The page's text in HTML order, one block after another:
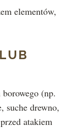
elementów,
(np.
suche drewno,
atakiem